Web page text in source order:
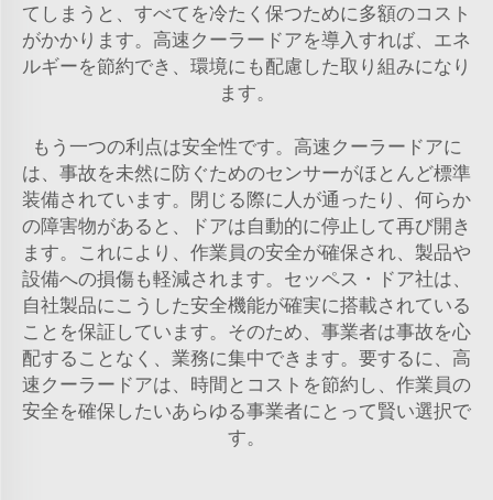
てしまうと、すべてを冷たく保つために多額のコスト
がかかります。高速クーラードアを導入すれば、エネ
ルギーを節約でき、環境にも配慮した取り組みになり
ます。
もう一つの利点は安全性です。高速クーラードアに
は、事故を未然に防ぐためのセンサーがほとんど標準
装備されています。閉じる際に人が通ったり、何らか
の障害物があると、ドアは自動的に停止して再び開き
ます。これにより、作業員の安全が確保され、製品や
設備への損傷も軽減されます。セッペス・ドア社は、
自社製品にこうした安全機能が確実に搭載されている
ことを保証しています。そのため、事業者は事故を心
配することなく、業務に集中できます。要するに、高
速クーラードアは、時間とコストを節約し、作業員の
安全を確保したいあらゆる事業者にとって賢い選択で
す。